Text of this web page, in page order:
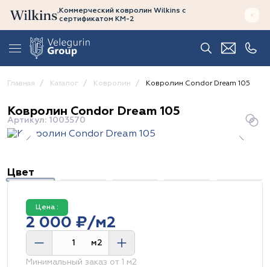
Коммерческий ковролин Wilkins с
сертификатом КМ-2
Главная Каталог Ковролин Ковролин Condor Dream 105
Ковролин Condor Dream 105
Артикул: 1003570
Цвет
Цена :
2 000 ₽/м2
м2
Минимальный заказ от 1 м2